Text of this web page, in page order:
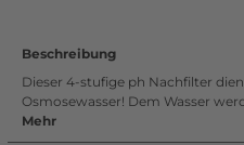
Beschreibung
Dieser 4-stufige ph Nachfilter
Osmosewasser! Dem Wasser
Mehr